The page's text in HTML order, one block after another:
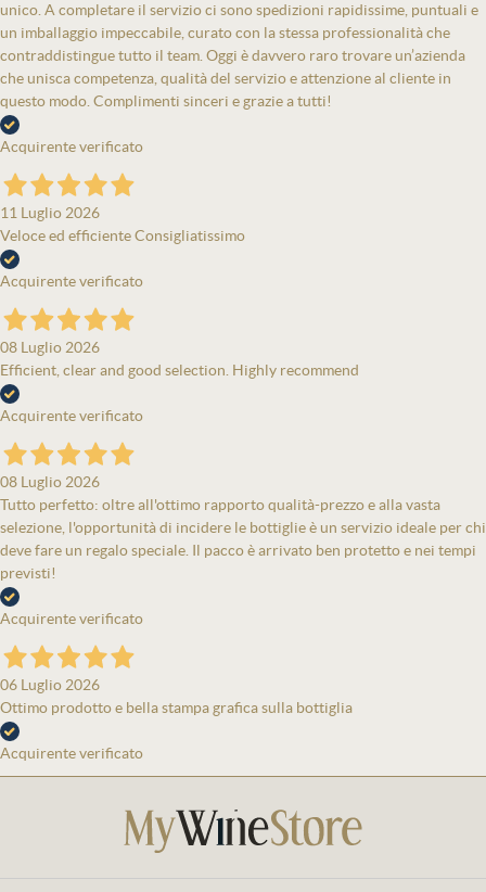
unico. A completare il servizio ci sono spedizioni rapidissime, puntuali e
un imballaggio impeccabile, curato con la stessa professionalità che
contraddistingue tutto il team. Oggi è davvero raro trovare un’azienda
che unisca competenza, qualità del servizio e attenzione al cliente in
questo modo. Complimenti sinceri e grazie a tutti!
Acquirente verificato
11 Luglio 2026
Veloce ed efficiente Consigliatissimo
Acquirente verificato
08 Luglio 2026
Efficient, clear and good selection. Highly recommend
Acquirente verificato
08 Luglio 2026
Tutto perfetto: oltre all'ottimo rapporto qualità-prezzo e alla vasta
selezione, l'opportunità di incidere le bottiglie è un servizio ideale per chi
deve fare un regalo speciale. Il pacco è arrivato ben protetto e nei tempi
previsti!
Acquirente verificato
06 Luglio 2026
Ottimo prodotto e bella stampa grafica sulla bottiglia
Acquirente verificato